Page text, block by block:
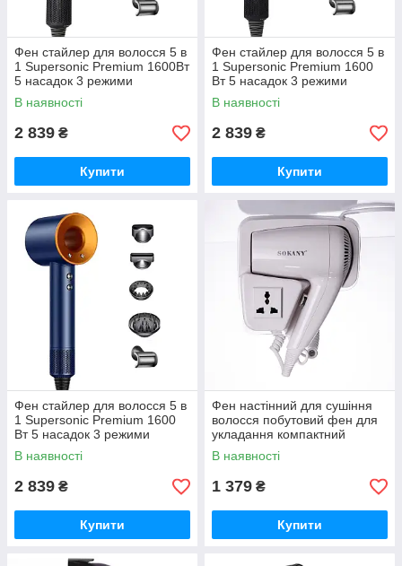
Фен стайлер для волосся 5 в
1 Supersonic Premium 1600Вт
5 насадок 3 режими
швидкості з іонізацією
Рожевий PH770P
В наявності
2 839 ₴
Купити
Фен стайлер для волосся 5 в
1 Supersonic Premium 1600
Вт 5 насадок 3 режими
швидкості Сірий PH770G
В наявності
2 839 ₴
Купити
Фен стайлер для волосся 5 в
1 Supersonic Premium 1600
Вт 5 насадок 3 режими
швидкості Синій PH770BLG
В наявності
2 839 ₴
Купити
Фен настінний для сушіння
волосся побутовий фен для
укладання компактний
потужний 1200 Вт SK-CF-
2217
В наявності
1 379 ₴
Купити